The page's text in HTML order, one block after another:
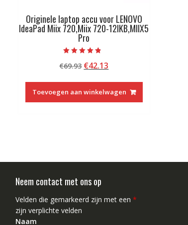
Originele laptop accu voor LENOVO
IdeaPad Miix 720,Miix 720-12IKB,MIIX5
Pro
met
4.50
€69.93 Oorspronkelijke
was:
€69.93.
€42.13
€42.13.
Toevoegen aan winkelwagen
Neem contact met ons op
Velden die gemarkeerd zijn met een *
zijn verplichte velden
Naam